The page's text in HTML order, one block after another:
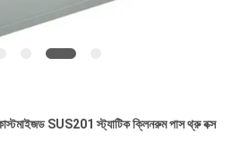
কাস্টমাইজড SUS201 স্ট্যাটিক ক্লিনরুম পাস থ্রু বক্স